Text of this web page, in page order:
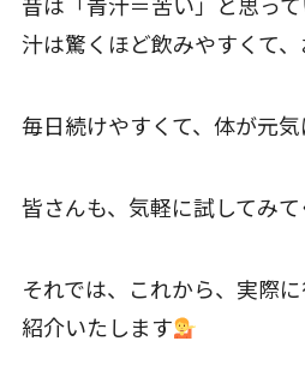
汁は驚くほど飲みやすくて
毎日続けやすくて、体が元
皆さんも、気軽に試してみ
それでは、これから、実際
紹介いたします